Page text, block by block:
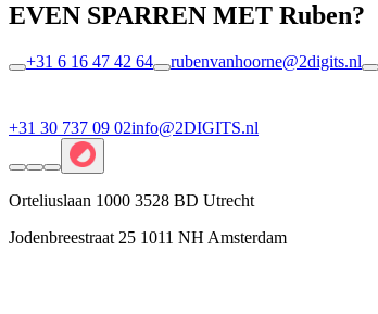
EVEN SPARREN MET Ruben?
+31 6 16 47 42 64 rubenvanhoorne@2digits.nl
+31 30 737 09 02info@2DIGITS.nl
Orteliuslaan 1000 3528 BD Utrecht
Jodenbreestraat 25 1011 NH Amsterdam